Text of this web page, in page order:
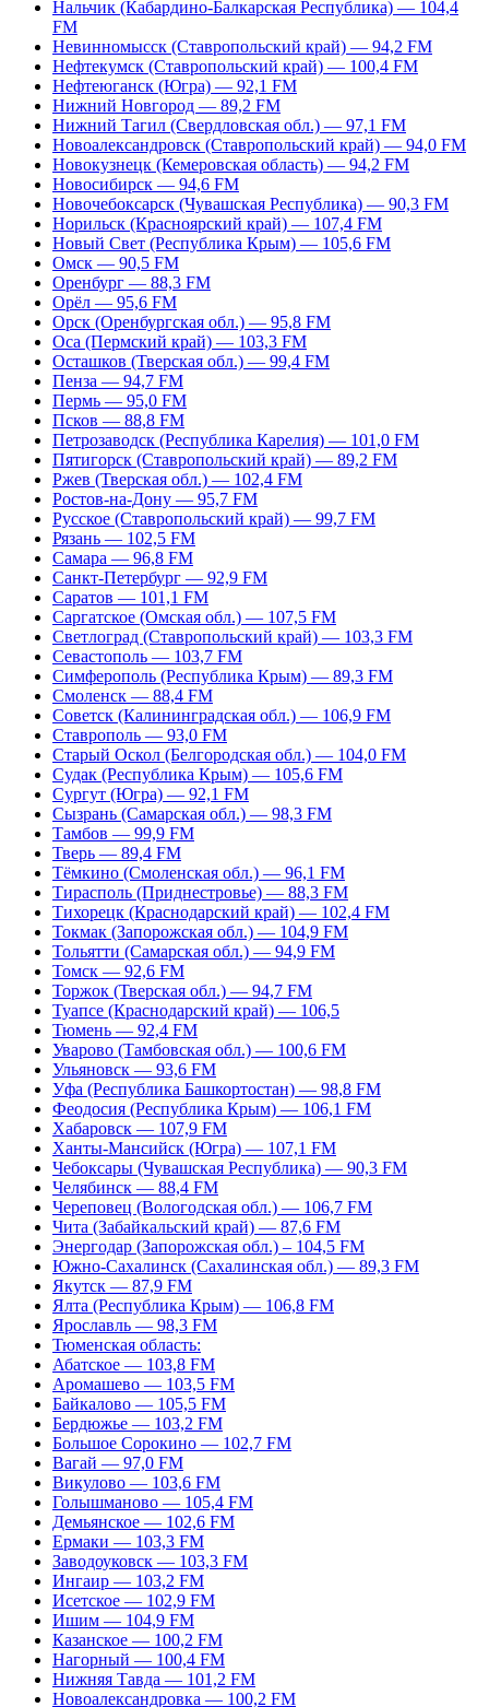
Нальчик (Кабардино-Балкарская Республика) — 104,4
FM
Невинномысск (Ставропольский край) — 94,2 FM
Нефтекумск (Ставропольский край) — 100,4 FM
Нефтеюганск (Югра) — 92,1 FM
Нижний Новгород — 89,2 FM
Нижний Тагил (Свердловская обл.) — 97,1 FM
Новоалександровск (Ставропольский край) — 94,0 FM
Новокузнецк (Кемеровская область) — 94,2 FM
Новосибирск — 94,6 FM
Новочебоксарск (Чувашская Республика) — 90,3 FM
Норильск (Красноярский край) — 107,4 FM
Новый Свет (Республика Крым) — 105,6 FM
Омск — 90,5 FM
Оренбург — 88,3 FM
Орёл — 95,6 FM
Орск (Оренбургская обл.) — 95,8 FM
Оса (Пермский край) — 103,3 FM
Осташков (Тверская обл.) — 99,4 FM
Пенза — 94,7 FM
Пермь — 95,0 FM
Псков — 88,8 FM
Петрозаводск (Республика Карелия) — 101,0 FM
Пятигорск (Ставропольский край) — 89,2 FM
Ржев (Тверская обл.) — 102,4 FM
Ростов-на-Дону — 95,7 FM
Русское (Ставропольский край) — 99,7 FM
Рязань — 102,5 FM
Самара — 96,8 FM
Санкт-Петербург — 92,9 FM
Саратов — 101,1 FM
Саргатское (Омская обл.) — 107,5 FM
Светлоград (Ставропольский край) — 103,3 FM
Севастополь — 103,7 FM
Симферополь (Республика Крым) — 89,3 FM
Смоленск — 88,4 FM
Советск (Калининградская обл.) — 106,9 FM
Ставрополь — 93,0 FM
Старый Оскол (Белгородская обл.) — 104,0 FM
Судак (Республика Крым) — 105,6 FM
Сургут (Югра) — 92,1 FM
Сызрань (Самарская обл.) — 98,3 FM
Тамбов — 99,9 FM
Тверь — 89,4 FM
Тёмкино (Смоленская обл.) — 96,1 FM
Тирасполь (Приднестровье) — 88,3 FM
Тихорецк (Краснодарский край) — 102,4 FM
Токмак (Запорожская обл.) — 104,9 FM
Тольятти (Самарская обл.) — 94,9 FM
Томск — 92,6 FM
Торжок (Тверская обл.) — 94,7 FM
Туапсе (Краснодарский край) — 106,5
Тюмень — 92,4 FM
Уварово (Тамбовская обл.) — 100,6 FM
Ульяновск — 93,6 FM
Уфа (Республика Башкортостан) — 98,8 FM
Феодосия (Республика Крым) — 106,1 FM
Хабаровск — 107,9 FM
Ханты-Мансийск (Югра) — 107,1 FM
Чебоксары (Чувашская Республика) — 90,3 FM
Челябинск — 88,4 FM
Череповец (Вологодская обл.) — 106,7 FM
Чита (Забайкальский край) — 87,6 FM
Энергодар (Запорожская обл.) – 104,5 FM
Южно-Сахалинск (Сахалинская обл.) — 89,3 FM
Якутск — 87,9 FM
Ялта (Республика Крым) — 106,8 FM
Ярославль — 98,3 FM
Тюменская область:
Абатское — 103,8 FM
Аромашево — 103,5 FM
Байкалово — 105,5 FM
Бердюжье — 103,2 FM
Большое Сорокино — 102,7 FM
Вагай — 97,0 FM
Викулово — 103,6 FM
Голышманово — 105,4 FM
Демьянское — 102,6 FM
Ермаки — 103,3 FM
Заводоуковск — 103,3 FM
Ингаир — 103,2 FM
Исетское — 102,9 FM
Ишим — 104,9 FM
Казанское — 100,2 FM
Нагорный — 100,4 FM
Нижняя Тавда — 101,2 FM
Новоалександровка — 100,2 FM